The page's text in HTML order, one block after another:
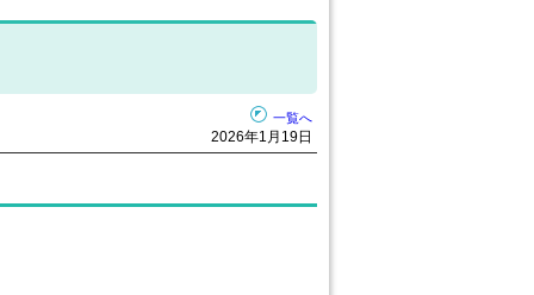
一覧へ
2026年1月19日